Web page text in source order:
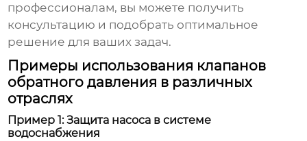
профессионалам, вы можете получить
консультацию и подобрать оптимальное
решение для ваших задач.
Примеры использования клапанов
обратного давления в различных
отраслях
Пример 1: Защита насоса в системе
водоснабжения